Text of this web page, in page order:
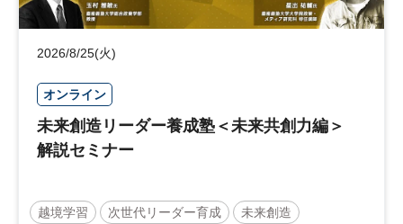
2026/8/25(火)
オンライン
未来創造リーダー養成塾＜未来共創力編＞
解説セミナー
越境学習 次世代リーダー育成 未来創造